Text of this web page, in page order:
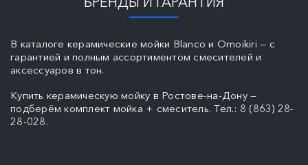
В каталоге керамические мойки Blanco и Omoikiri — с
гарантией и полным ассортиментом смесителей и
аксессуаров в тон.
Купить керамическую мойку в Ростове-на-Дону —
подберём комплект мойка + смеситель. Тел.: 8 (863) 28-
28-028.